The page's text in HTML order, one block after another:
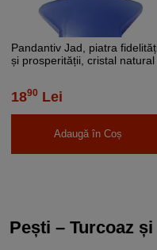
Pandantiv Jad, piatra
și prosperității, cristal natural
1890 Lei
Adaugă în Coș
Pești – Turcoaz